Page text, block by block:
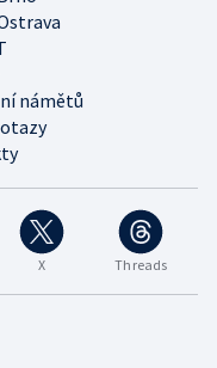
námětů
X Threads